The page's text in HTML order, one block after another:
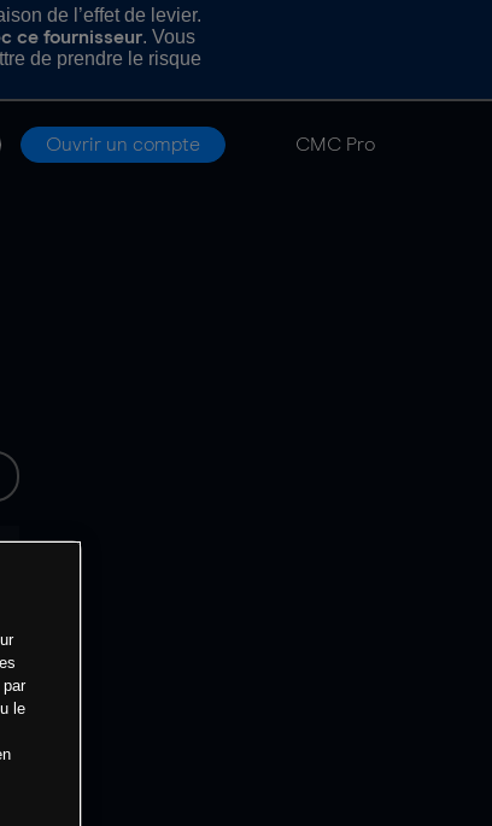
de l’effet de levier.
ce fournisseur. Vous
de prendre le risque
Ouvrir un compte CMC Pro
le